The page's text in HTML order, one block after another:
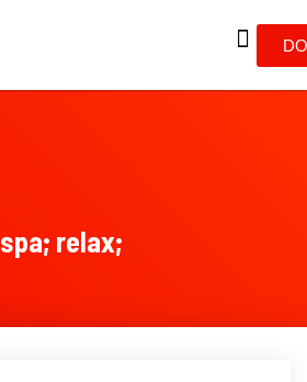
spa; relax;